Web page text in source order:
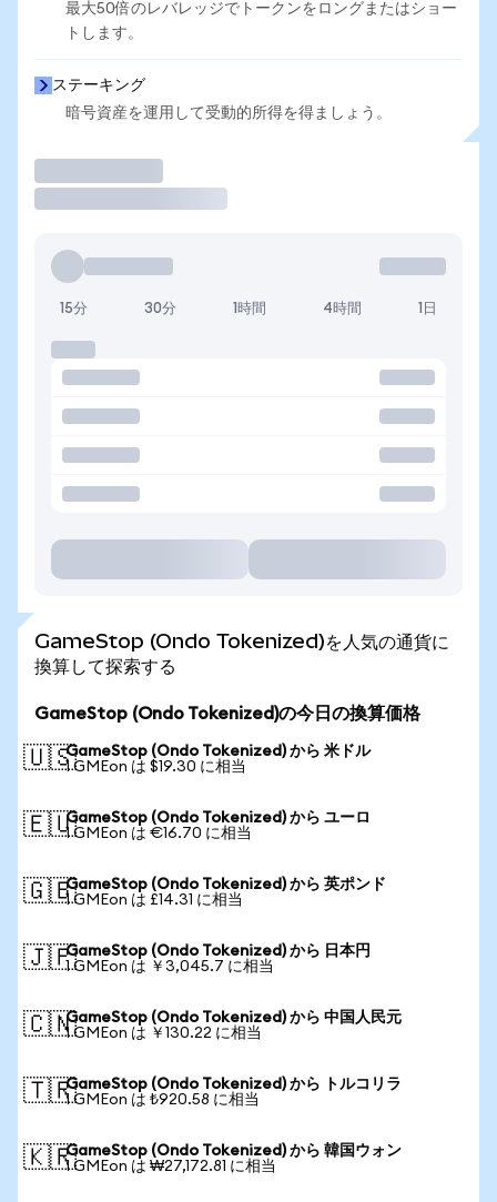
最大50倍のレバレッジでトークンをロングまたはショー
トします。
ステーキング
暗号資産を運用して受動的所得を得ましょう。
15分 30分 1時間 4時間 1日
GameStop (Ondo Tokenized)を人気の通貨に
換算して探索する
GameStop (Ondo Tokenized)の今日の換算価格
🇺🇸GameStop (Ondo Tokenized) から 米ドル
1 GMEon は $19.30 に相当
🇪🇺GameStop (Ondo Tokenized) から ユーロ
1 GMEon は €16.70 に相当
🇬🇧GameStop (Ondo Tokenized) から 英ポンド
1 GMEon は £14.31 に相当
🇯🇵GameStop (Ondo Tokenized) から 日本円
1 GMEon は ￥3,045.7 に相当
🇨🇳GameStop (Ondo Tokenized) から 中国人民元
1 GMEon は ￥130.22 に相当
🇹🇷GameStop (Ondo Tokenized) から トルコリラ
1 GMEon は ₺920.58 に相当
🇰🇷GameStop (Ondo Tokenized) から 韓国ウォン
1 GMEon は ₩27,172.81 に相当